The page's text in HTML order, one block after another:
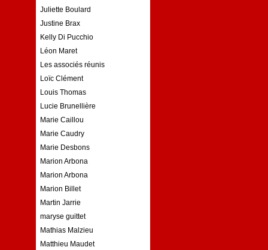
Juliette Boulard
Justine Brax
Kelly Di Pucchio
Léon Maret
Les associés réunis
Loïc Clément
Louis Thomas
Lucie Brunellière
Marie Caillou
Marie Caudry
Marie Desbons
Marion Arbona
Marion Arbona
Marion Billet
Martin Jarrie
maryse guittet
Mathias Malzieu
Matthieu Maudet